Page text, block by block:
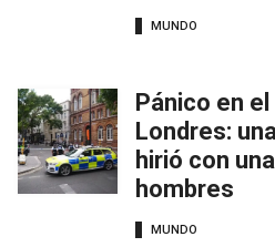
MUNDO
Pánico en
Londres:
hirió con
hombres
MUNDO